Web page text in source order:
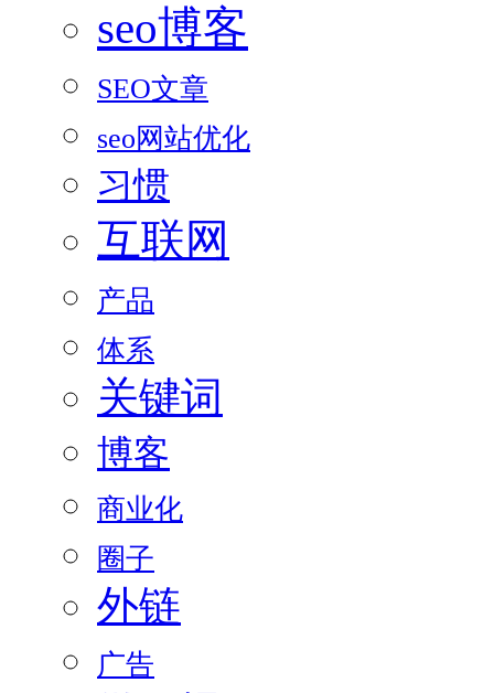
seo博客
SEO文章
seo网站优化
习惯
互联网
产品
体系
关键词
博客
商业化
圈子
外链
广告